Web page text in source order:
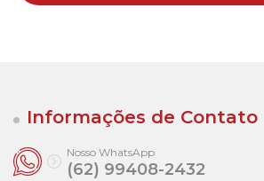
Informações de Contato
Nosso WhatsApp
(62) 99408-2432